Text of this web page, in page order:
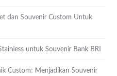
dan Souvenir Custom Untuk
untuk Souvenir Bank BRI
Custom: Menjadikan Souvenir